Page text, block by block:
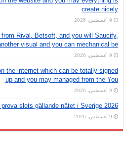
create nicely
9 أغسطس، 2026
Rival, Betsoft, and you will Saucify,
visual and you can mechanical be
9 أغسطس، 2026
the internet which can be totally signed
up and you may managed from the You
9 أغسطس، 2026
slots gällande nätet i Sverige 2026
9 أغسطس، 2026